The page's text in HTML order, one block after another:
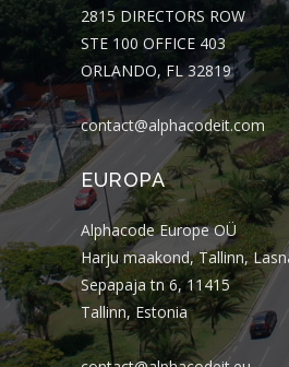
2815 DIRECTORS ROW
STE 100 OFFICE 403
ORLANDO, FL 32819
contact@alphacodeit.com
EUROPA
Alphacode Europe OÜ
Harju maakond, Tallinn,
Sepapaja tn 6, 11415
Tallinn, Estonia